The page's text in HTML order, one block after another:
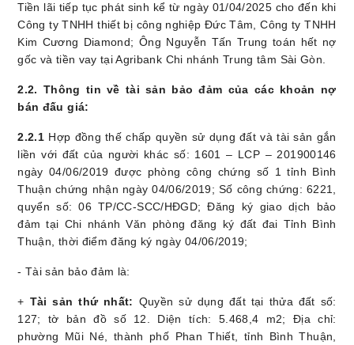
Tiền lãi tiếp tục phát sinh kể từ ngày 01/04/2025 cho đến khi
Công ty TNHH thiết bị công nghiệp Đức Tâm, Công ty TNHH
Kim Cương Diamond; Ông Nguyễn Tấn Trung toán hết nợ
gốc và tiền vay tại Agribank Chi nhánh Trung tâm Sài Gòn.
2.2. Thông tin về tài sản bảo đảm của các khoản nợ
bán đấu giá:
2.2.1 Hợp đồng thế chấp quyền sử dụng đất và tài sản gắn
liền với đất của người khác số: 1601 – LCP – 201900146
ngày 04/06/2019 được phòng công chứng số 1 tỉnh Bình
Thuận chứng nhận ngày 04/06/2019; Số công chứng: 6221,
quyển số: 06 TP/CC-SCC/HĐGD; Đăng ký giao dịch bảo
đảm tại Chi nhánh Văn phòng đăng ký đất đai Tỉnh Bình
Thuận, thời điểm đăng ký ngày 04/06/2019;
- Tài sản bảo đảm là:
+ Tài sản thứ nhất: Quyền sử dụng đất tại thửa đất số:
127; tờ bản đồ số 12. Diện tích: 5.468,4 m2; Địa chỉ:
phường Mũi Né, thành phố Phan Thiết, tỉnh Bình Thuận,